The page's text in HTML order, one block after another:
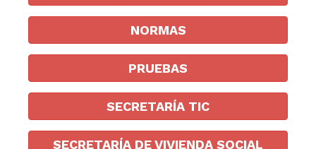
NORMAS
PRUEBAS
SECRETARÍA TIC
SECRETARÍA DE VIVIENDA SOCIAL